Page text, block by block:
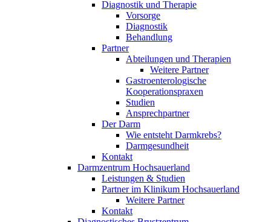
Diagnostik und Therapie
Vorsorge
Diagnostik
Behandlung
Partner
Abteilungen und Therapien
Weitere Partner
Gastroenterologische
Kooperationspraxen
Studien
Ansprechpartner
Der Darm
Wie entsteht Darmkrebs?
Darmgesundheit
Kontakt
Darmzentrum Hochsauerland
Leistungen & Studien
Partner im Klinikum Hochsauerland
Weitere Partner
Kontakt